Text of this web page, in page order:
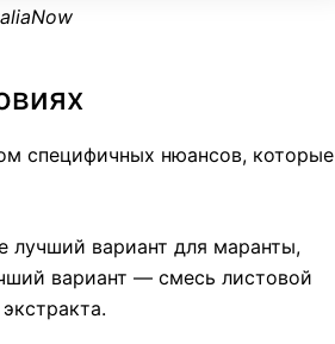
специфичных нюансов, которые
лучший вариант для маранты,
вариант — смесь листовой